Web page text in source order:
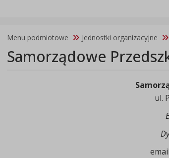
Menu podmiotowe Jednostki organizacyjne
Samorządowe
ul.